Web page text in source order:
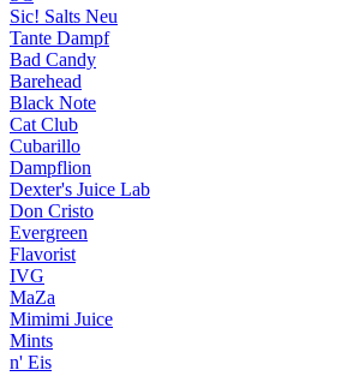
Sic! Salts Neu
Tante Dampf
Bad Candy
Barehead
Black Note
Cat Club
Cubarillo
Dampflion
Dexter's Juice Lab
Don Cristo
Evergreen
Flavorist
IVG
MaZa
Mimimi Juice
Mints
n' Eis